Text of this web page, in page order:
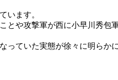
います。
や攻撃軍が西に小早川秀
ていた実態が徐々に明らか